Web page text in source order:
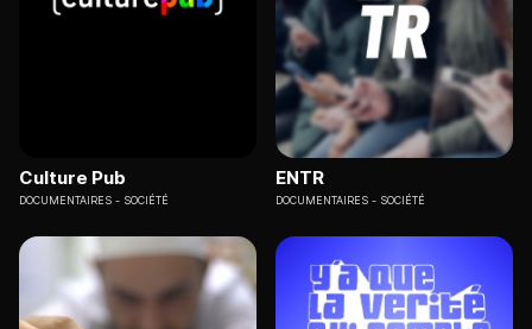
Culture Pub
DOCUMENTAIRES SOCIÉTÉ
ENTR
DOCUMENTAIRES SOCIÉTÉ